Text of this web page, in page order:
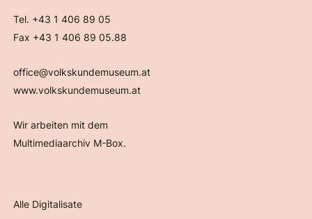
Tel. +43 1 406 89 05
Fax +43 1 406 89 05.88
office@volkskundemuseum.at
www.volkskundemuseum.at
Wir arbeiten mit dem
Multimediaarchiv M-Box.
Alle Digitalisate